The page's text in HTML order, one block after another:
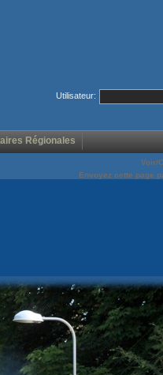
Utilisateur:
Régionales
Voir/
Envoyez cette page